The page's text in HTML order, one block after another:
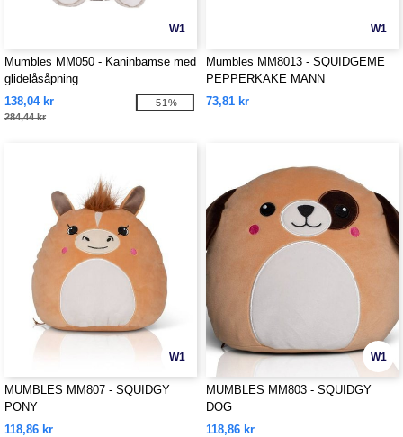
W1
Mumbles MM050 - Kaninbamse med
glidelåsåpning
138,04 kr
284,44 kr
-51%
W1
Mumbles MM8013 - SQUIDGEME
PEPPERKAKE MANN
73,81 kr
W1
MUMBLES MM807 - SQUIDGY
PONY
118,86 kr
W1
MUMBLES MM803 - SQUIDGY
DOG
118,86 kr